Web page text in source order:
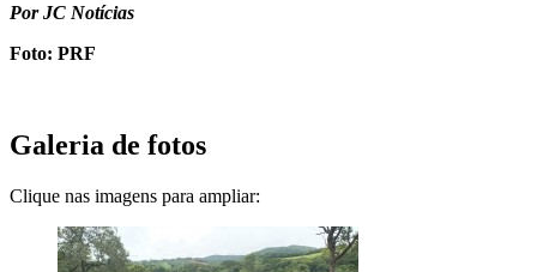
Por JC Notícias
Foto: PRF
Galeria de fotos
Clique nas imagens para ampliar: